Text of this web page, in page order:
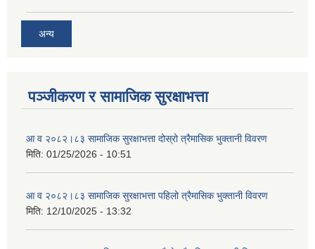
अन्य
पञ्जीकरण र सामाजिक सुरक्षाभत्ता
आ व २०८२।८३ सामाजिक सुरक्षाभत्ता दोस्रो त्रैमासिक भुक्तानी विवरण
मिति: 01/25/2026 - 10:51
आ व २०८२।८३ सामाजिक सुरक्षाभत्ता पहिलो त्रैमासिक भुक्तानी विवरण
मिति: 12/10/2025 - 13:32